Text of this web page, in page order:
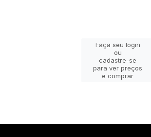
Faça seu login
ou
cadastre-se
para ver preços
e comprar